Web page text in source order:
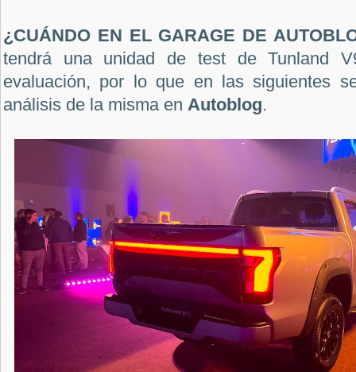
¿CUÁNDO EN EL GARAGE DE
tendrá una unidad de test de Tunland
evaluación, por lo que en las siguientes
análisis de la misma en Autoblog.